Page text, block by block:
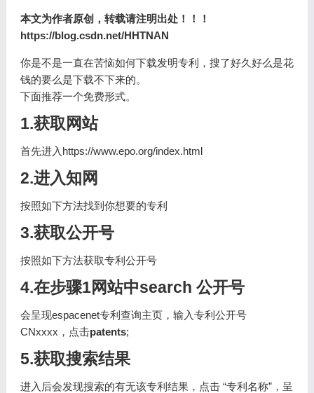
本文为作者原创，转载请注明出处！！！
https://blog.csdn.net/HHTNAN
你是不是一直在苦恼如何下载发明专利，搜了好久好么是花
钱的要么是下载不下来的。
下面推荐一个免费形式。
1.获取网站
首先进入https://www.epo.org/index.html
2.进入知网
按照如下方法找到你想要的专利
3.获取公开号
按照如下方法获取专利公开号
4.在步骤1网站中search 公开号
会呈现espacenet专利查询主页，输入专利公开号
CNxxxx，点击patents;
5.获取搜索结果
进入后会发现搜索的有无该专利结果，点击 “专利名称”，呈